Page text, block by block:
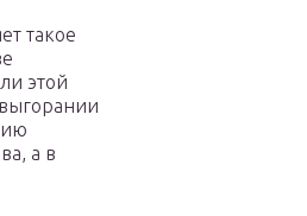
такое
этой
а в